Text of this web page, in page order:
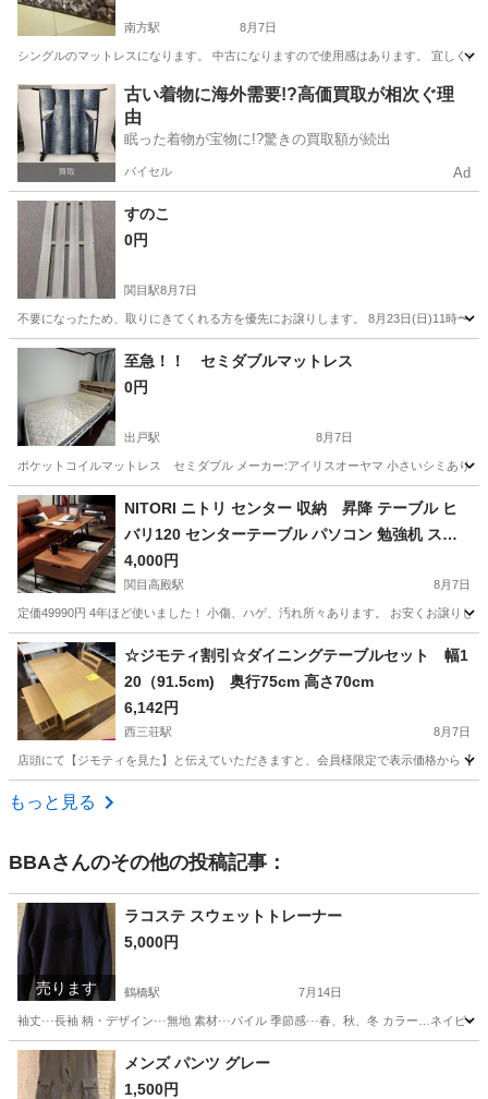
南方駅 8月7日
シングルのマットレスになります。 中古になりますので使用感はあります。 宜しくお
大阪 大阪市 南方駅 寝具 シングル
古い着物に海外需要!?高価買取が相次ぐ理
由
眠った着物が宝物に!?驚きの買取額が続出
バイセル Ad
すのこ
0円
関目駅8月7日
不要になったため、取りにきてくれる方を優先にお譲りします。 8月23日(日)11時〜
大阪 大阪市 関目駅 その他
至急！！ セミダブルマットレス
0円
出戸駅 8月7日
ポケットコイルマットレス セミダブル メーカー:アイリスオーヤマ 小さいシミあり
大阪 大阪市 ベッド
NITORI ニトリ センター 収納 昇降 テーブル ヒ
バリ120 センターテーブル パソコン 勉強机 スタ
イリッシュ
4,000円
関目高殿駅 8月7日
定価49990円 4年ほど使いました！ 小傷、ハゲ、汚れ所々あります。 お安くお譲りし
大阪 大阪市 関目高殿駅 テーブル
☆ジモティ割引☆ダイニングテーブルセット 幅1
20（91.5cm) 奥行75cm 高さ70cm
6,142円
西三荘駅 8月7日
店頭にて【ジモティを見た】と伝えていただきますと、会員様限定で表示価格から
大阪 守口市
もっと見る
BBAさんのその他の投稿記事：
売ります
ラコステ スウェットトレーナー
5,000円
鶴橋駅 7月14日
袖丈···長袖 柄・デザイン···無地 素材···パイル 季節感···春、秋、冬 カラー…ネイ
大阪 大阪市 鶴橋駅 トレーナー
メンズ パンツ グレー
1,500円